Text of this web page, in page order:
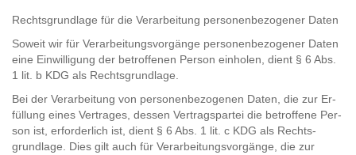
Rechts­grund­la­ge für die Ver­ar­bei­tung per­so­nen­be­zo­ge­ner Daten
So­weit wir für Ver­ar­bei­tungs­vor­gän­ge per­so­nen­be­zo­ge­ner Daten
eine Ein­wil­li­gung der be­trof­fe­nen Per­son ein­ho­len, dient § 6 Abs.
1 lit. b KDG als Rechts­grund­la­ge.
Bei der Ver­ar­bei­tung von per­so­nen­be­zo­ge­nen Daten, die zur Er­
fül­lung eines Ver­tra­ges, des­sen Ver­trags­par­tei die be­trof­fe­ne Per­
son ist, er­for­der­lich ist, dient § 6 Abs. 1 lit. c KDG als Rechts­
grund­la­ge. Dies gilt auch für Ver­ar­bei­tungs­vor­gän­ge, die zur